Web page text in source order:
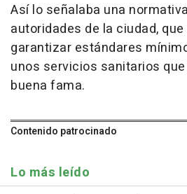
Así lo señalaba una
autoridades de la ciudad,
garantizar estándares
unos servicios sanitarios
buena fama.
Contenido patrocinado
Lo más leído